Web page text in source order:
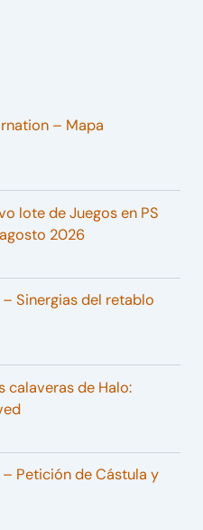
– Mapa
lote de Juegos en PS
2026
Sinergias del retablo
calaveras de Halo:
Petición de Cástula y